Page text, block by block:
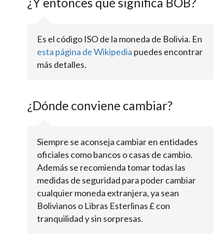
Es el código ISO de la moneda de Bolivia. En
esta página de Wikipedia puedes encontrar
más detalles.
¿Dónde conviene cambiar?
Siempre se aconseja cambiar en entidades
oficiales como bancos o casas de cambio.
Además se recomienda tomar todas las
medidas de seguridad para poder cambiar
cualquier moneda extranjera, ya sean
Bolivianos o Libras Esterlinas £ con
tranquilidad y sin sorpresas.